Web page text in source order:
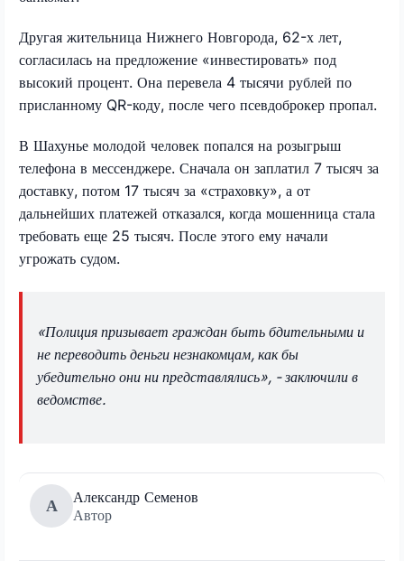
Другая жительница Нижнего Новгорода, 62-х лет,
согласилась на предложение «инвестировать» под
высокий процент. Она перевела 4 тысячи рублей по
присланному QR-коду, после чего псевдоброкер пропал.
В Шахунье молодой человек попался на розыгрыш
телефона в мессенджере. Сначала он заплатил 7 тысяч за
доставку, потом 17 тысяч за «страховку», а от
дальнейших платежей отказался, когда мошенница стала
требовать еще 25 тысяч. После этого ему начали
угрожать судом.
«Полиция призывает граждан быть бдительными и
не переводить деньги незнакомцам, как бы
убедительно они ни представлялись», - заключили в
ведомстве.
А
Александр Семенов
Автор